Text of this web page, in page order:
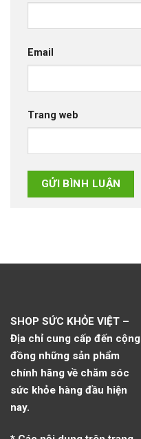
Email
Trang web
SHOP SỨC KHỎE VIỆT –
Địa chỉ cung cấp đến cộng
đồng những sản phẩm
chính hãng về chăm sóc
sức khỏe hàng đầu hiện
nay.